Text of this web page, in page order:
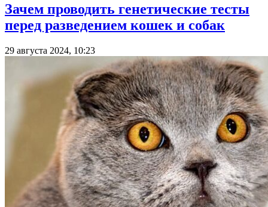
Зачем проводить генетические тесты
перед разведением кошек и собак
29 августа 2024, 10:23